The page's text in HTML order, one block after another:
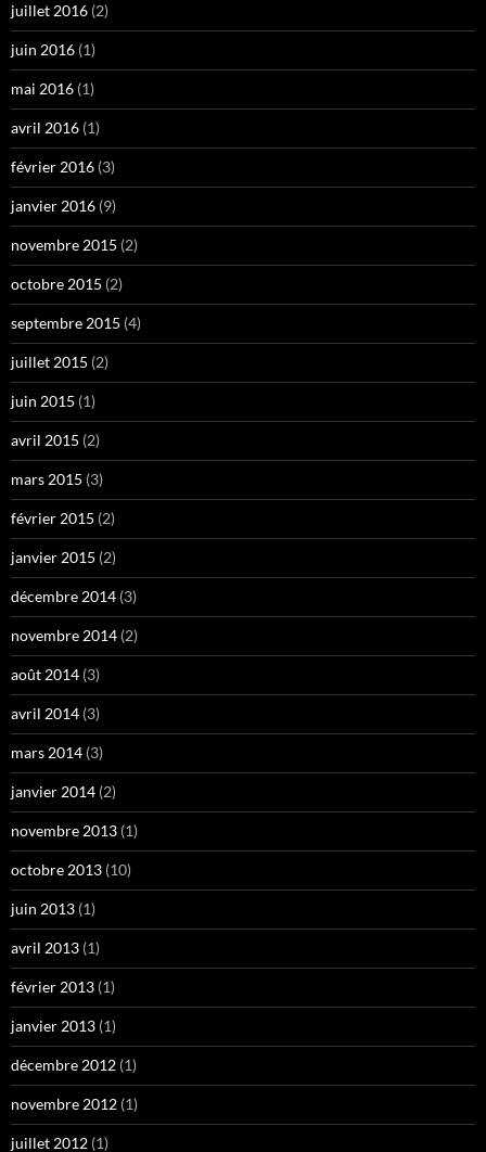
juillet 2016 (2)
juin 2016 (1)
mai 2016 (1)
avril 2016 (1)
février 2016 (3)
janvier 2016 (9)
novembre 2015 (2)
octobre 2015 (2)
septembre 2015 (4)
juillet 2015 (2)
juin 2015 (1)
avril 2015 (2)
mars 2015 (3)
février 2015 (2)
janvier 2015 (2)
décembre 2014 (3)
novembre 2014 (2)
août 2014 (3)
avril 2014 (3)
mars 2014 (3)
janvier 2014 (2)
novembre 2013 (1)
octobre 2013 (10)
juin 2013 (1)
avril 2013 (1)
février 2013 (1)
janvier 2013 (1)
décembre 2012 (1)
novembre 2012 (1)
juillet 2012 (1)